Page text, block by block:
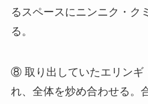
るスペースにニンニク・ク
る。
⑧ 取り出していたエリンギ
れ、全体を炒め合わせる。